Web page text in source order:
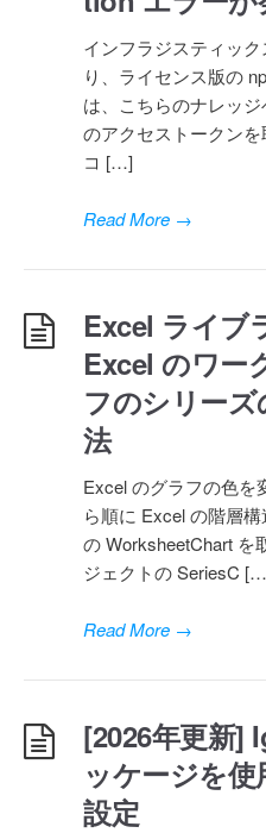
インフラジスティッ
り、ライセンス版の
は、こちらのナレッ
のアクセストークンを
コ […]
Read More →
Excel ライブ
Excel のワー
フのシリー
法
Excel のグラフの色を
ら順に Excel の階層
の WorksheetChart を
ジェクトの SeriesC
Read More →
[2026年更新]
ッケージを
設定